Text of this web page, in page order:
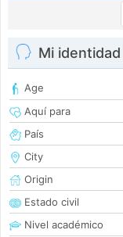
Mi identidad
Age
Aquí para
País
City
Origin
Estado civil
Nivel académico